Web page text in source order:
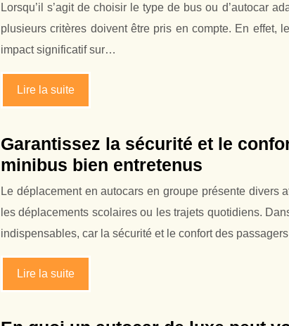
Lorsqu’il s’agit de choisir le type de bus ou d’autocar
plusieurs critères doivent être pris en compte. En effet,
impact significatif sur…
Lire la suite
Garantissez la sécurité et le
minibus bien entretenus
Le déplacement en autocars en groupe présente divers
les déplacements scolaires ou les trajets quotidiens.
indispensables, car la sécurité et le confort des
Lire la suite